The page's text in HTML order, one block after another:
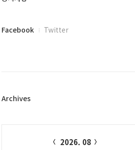
페
플
Facebook Twitter
Archives
2026. 08